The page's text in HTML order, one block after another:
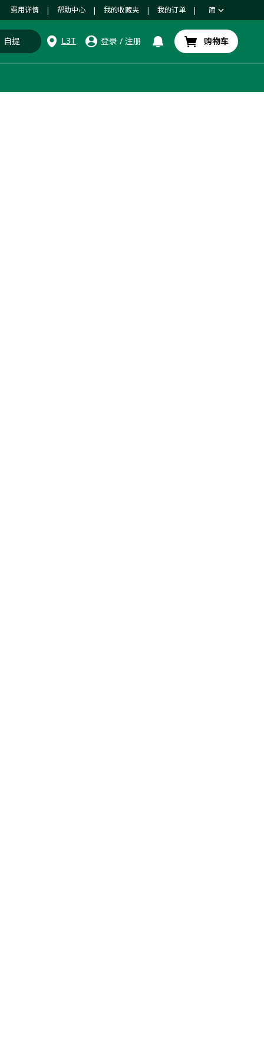
费用详情 | 帮助中心 | 我的收藏夹 | 我的订单 | 简
自提 L3T 登录 / 注册 购物车